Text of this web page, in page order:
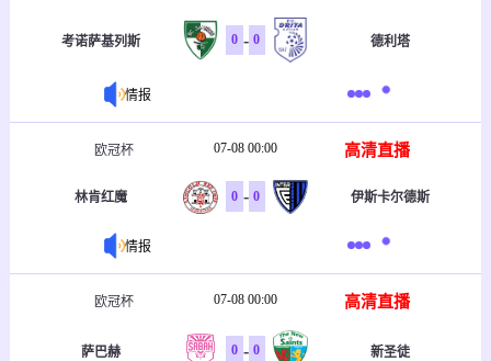
考诺萨基列斯 0 - 0 德利塔
情报
欧冠杯 07-08 00:00 高清直播
林肯红魔 0 - 0 伊斯卡尔德斯
情报
欧冠杯 07-08 00:00 高清直播
萨巴赫 0 - 0 新圣徒